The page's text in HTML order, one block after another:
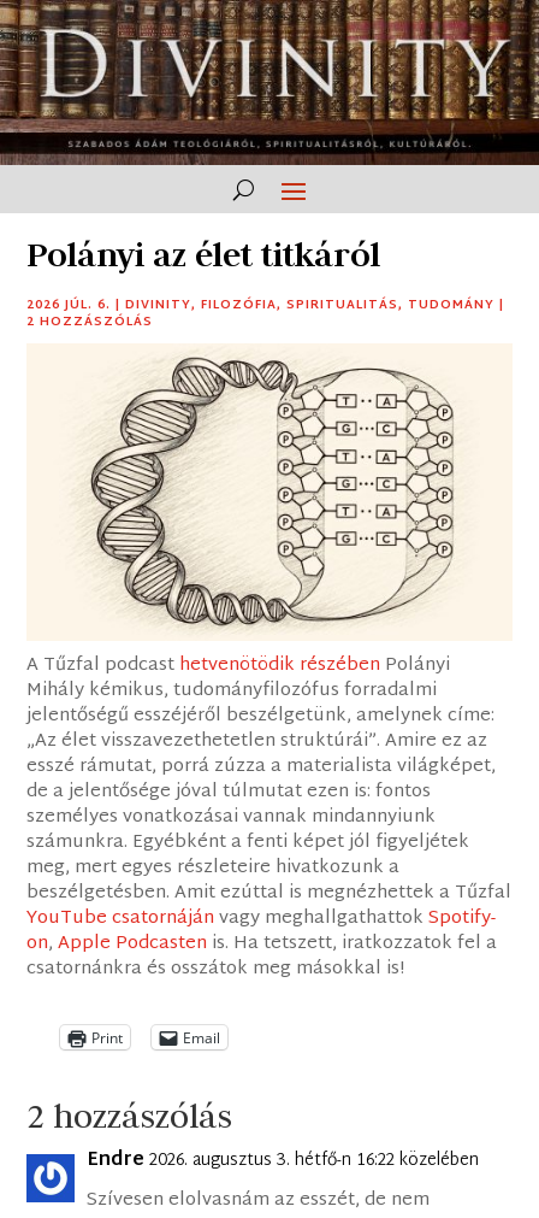
Polányi az élet titkáról
2026 JÚL. 6. |DIVINITY,FILOZÓFIA,SPIRITUALITÁS, TUDOMÁNY |
2 HOZZÁSZÓLÁS
A Tűzfal podcasthetvenötödik részében Polányi
Mihály kémikus, tudományfilozófus forradalmi
jelentőségű esszéjéről beszélgetünk, amelynek címe:
„Az élet visszavezethetetlen struktúrái”. Amire ez az
esszé rámutat, porrá zúzza a materialista világképet,
de a jelentősége jóval túlmutat ezen is: fontos
személyes vonatkozásai vannak mindannyiunk
számunkra. Egyébként a fenti képet jól figyeljétek
meg, mert egyes részleteire hivatkozunk a
beszélgetésben. Amit ezúttal is megnézhettek a Tűzfal
YouTube csatornájánvagy meghallgathattokSpotify-
on,Apple Podcasten is. Ha tetszett, iratkozzatok fel a
csatornánkra és osszátok meg másokkal is!
Print Email
2 hozzászólás
Endre 2026. augusztus 3. hétfő-n 16:22 közelében
Szívesen elolvasnám az esszét, de nem